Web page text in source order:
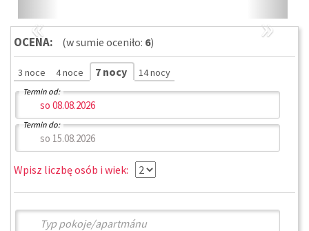
« »
OCENA: (w sumie oceniło: 6)
3 noce 4 noce 7 nocy 14 nocy
Termin od:
Termin do:
Wpisz liczbę osób i wiek: